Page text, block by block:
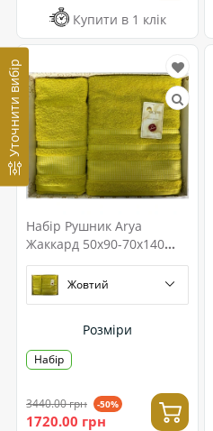
Уточнити вибір
Купити в 1 клік
Набір Рушник Arya
Жаккард 50x90-70x140
Hera
Жовтий
Розміри
Набір
3440.00 грн -50%
1720.00 грн